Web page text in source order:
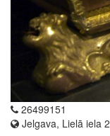
26499151
Jelgava, Lielā iela 2